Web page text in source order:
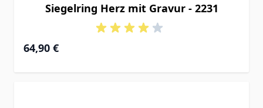
Siegelring Herz mit Gravur - 2231
64,90 €